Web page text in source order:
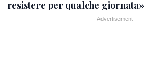
resistere per qualche giornata»